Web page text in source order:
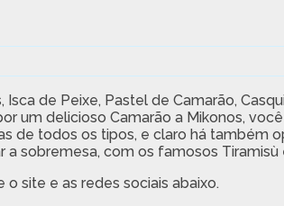
de Peixe, Pastel de Camarão,
um delicioso Camarão a Mikonos,
de todos os tipos, e claro há também
sobremesa, com os famosos Tiramisù
site e as redes sociais abaixo.